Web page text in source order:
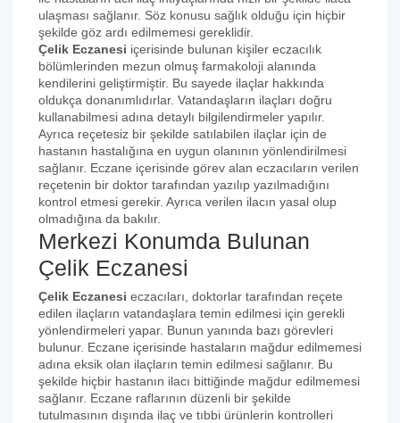
ulaşması sağlanır. Söz konusu sağlık olduğu için hiçbir
şekilde göz ardı edilmemesi gereklidir.
Çelik Eczanesi içerisinde bulunan kişiler eczacılık
bölümlerinden mezun olmuş farmakoloji alanında
kendilerini geliştirmiştir. Bu sayede ilaçlar hakkında
oldukça donanımlıdırlar. Vatandaşların ilaçları doğru
kullanabilmesi adına detaylı bilgilendirmeler yapılır.
Ayrıca reçetesiz bir şekilde satılabilen ilaçlar için de
hastanın hastalığına en uygun olanının yönlendirilmesi
sağlanır. Eczane içerisinde görev alan eczacıların verilen
reçetenin bir doktor tarafından yazılıp yazılmadığını
kontrol etmesi gerekir. Ayrıca verilen ilacın yasal olup
olmadığına da bakılır.
Merkezi Konumda Bulunan
Çelik Eczanesi
Çelik Eczanesi eczacıları, doktorlar tarafından reçete
edilen ilaçların vatandaşlara temin edilmesi için gerekli
yönlendirmeleri yapar. Bunun yanında bazı görevleri
bulunur. Eczane içerisinde hastaların mağdur edilmemesi
adına eksik olan ilaçların temin edilmesi sağlanır. Bu
şekilde hiçbir hastanın ilacı bittiğinde mağdur edilmemesi
sağlanır. Eczane raflarının düzenli bir şekilde
tutulmasının dışında ilaç ve tıbbi ürünlerin kontrolleri